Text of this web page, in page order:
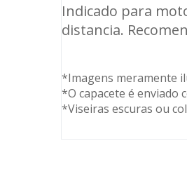
Indicado para
distancia.
*Imagens meramente
*O capacete é enviado
*Viseiras escuras ou